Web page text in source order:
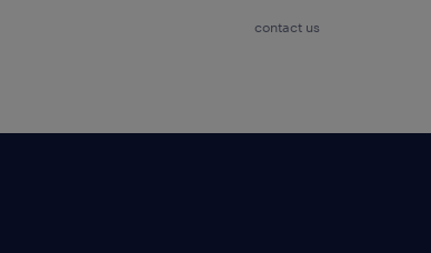
contact us